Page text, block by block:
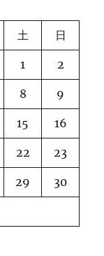
土 日
1 2
8 9
15 16
22 23
29 30